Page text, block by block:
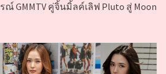
GMMTV คู่จิ้นมิ้ลค์เลิฟ Pluto สู่ Moon